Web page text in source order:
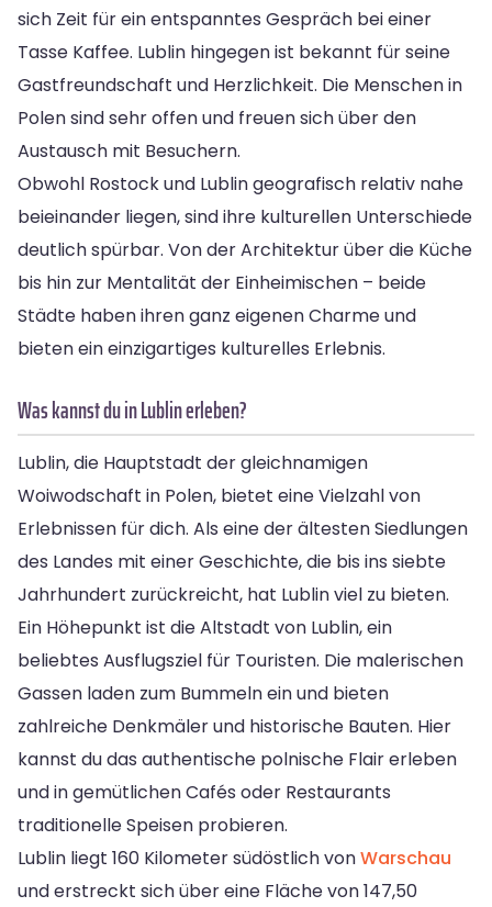
sich Zeit für ein entspanntes Gespräch bei einer
Tasse Kaffee. Lublin hingegen ist bekannt für seine
Gastfreundschaft und Herzlichkeit. Die Menschen in
Polen sind sehr offen und freuen sich über den
Austausch mit Besuchern.
Obwohl Rostock und Lublin geografisch relativ nahe
beieinander liegen, sind ihre kulturellen Unterschiede
deutlich spürbar. Von der Architektur über die Küche
bis hin zur Mentalität der Einheimischen – beide
Städte haben ihren ganz eigenen Charme und
bieten ein einzigartiges kulturelles Erlebnis.
Was kannst du in Lublin erleben?
Lublin, die Hauptstadt der gleichnamigen
Woiwodschaft in Polen, bietet eine Vielzahl von
Erlebnissen für dich. Als eine der ältesten Siedlungen
des Landes mit einer Geschichte, die bis ins siebte
Jahrhundert zurückreicht, hat Lublin viel zu bieten.
Ein Höhepunkt ist die Altstadt von Lublin, ein
beliebtes Ausflugsziel für Touristen. Die malerischen
Gassen laden zum Bummeln ein und bieten
zahlreiche Denkmäler und historische Bauten. Hier
kannst du das authentische polnische Flair erleben
und in gemütlichen Cafés oder Restaurants
traditionelle Speisen probieren.
Lublin liegt 160 Kilometer südöstlich vonWarschau
und erstreckt sich über eine Fläche von 147,50